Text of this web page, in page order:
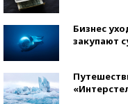
Бизнес
закупают